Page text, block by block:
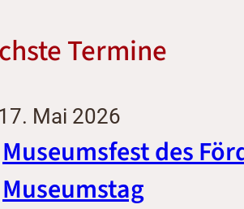
Termine
17. Mai 2026
Museumsfest des
Museumstag